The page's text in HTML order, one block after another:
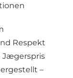
Respekt
Jægerspris
–